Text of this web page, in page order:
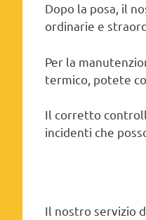
Dopo la posa, il
ordinarie e
Per la
termico, potete
Il corretto
incidenti che
Il nostro servizio